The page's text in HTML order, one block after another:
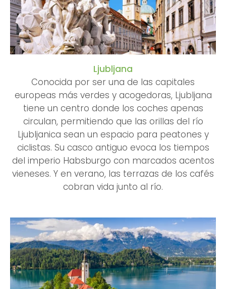
Ljubljana
Conocida por ser una de las capitales
europeas más verdes y acogedoras, Ljubljana
tiene un centro donde los coches apenas
circulan, permitiendo que las orillas del río
Ljubljanica sean un espacio para peatones y
ciclistas. Su casco antiguo evoca los tiempos
del imperio Habsburgo con marcados acentos
vieneses. Y en verano, las terrazas de los cafés
cobran vida junto al río.